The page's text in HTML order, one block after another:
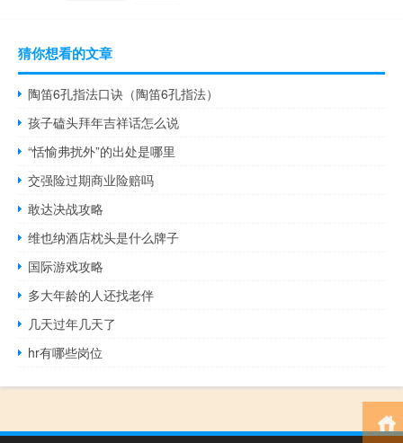
猜你想看的文章
陶笛6孔指法口诀（陶笛6孔指法）
孩子磕头拜年吉祥话怎么说
“恬愉弗扰外”的出处是哪里
交强险过期商业险赔吗
敢达决战攻略
维也纳酒店枕头是什么牌子
国际游戏攻略
多大年龄的人还找老伴
几天过年几天了
hr有哪些岗位